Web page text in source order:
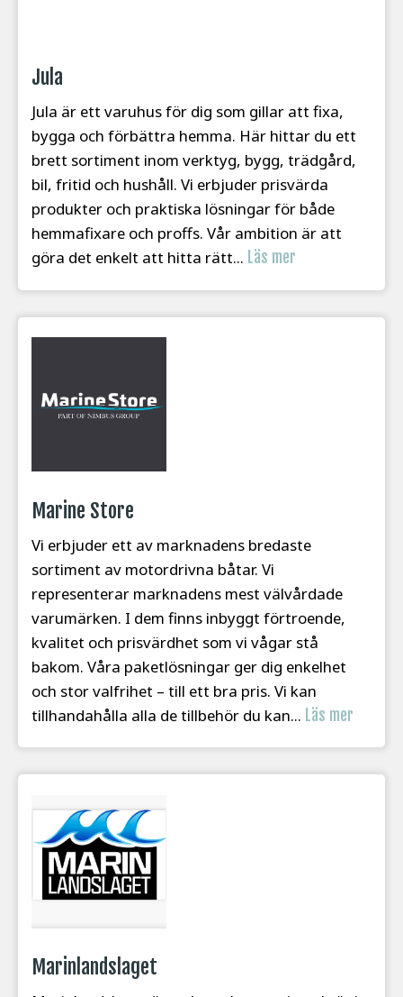
Jula
Jula är ett varuhus för dig som gillar att fixa,
bygga och förbättra hemma. Här hittar du ett
brett sortiment inom verktyg, bygg, trädgård,
bil, fritid och hushåll. Vi erbjuder prisvärda
produkter och praktiska lösningar för både
hemmafixare och proffs. Vår ambition är att
göra det enkelt att hitta rätt... Läs mer
Marine Store
Vi erbjuder ett av marknadens bredaste
sortiment av motordrivna båtar. Vi
representerar marknadens mest välvårdade
varumärken. I dem finns inbyggt förtroende,
kvalitet och prisvärdhet som vi vågar stå
bakom. Våra paketlösningar ger dig enkelhet
och stor valfrihet – till ett bra pris. Vi kan
tillhandahålla alla de tillbehör du kan... Läs mer
Marinlandslaget